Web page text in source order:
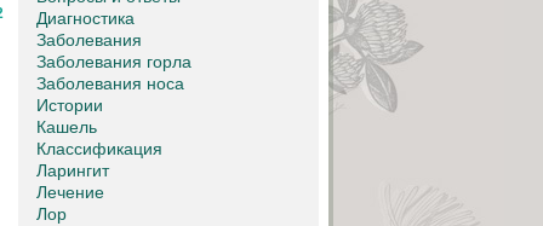
Диагностика
Заболевания
Заболевания горла
Заболевания носа
Истории
Кашель
Классификация
Ларингит
Лечение
Лор